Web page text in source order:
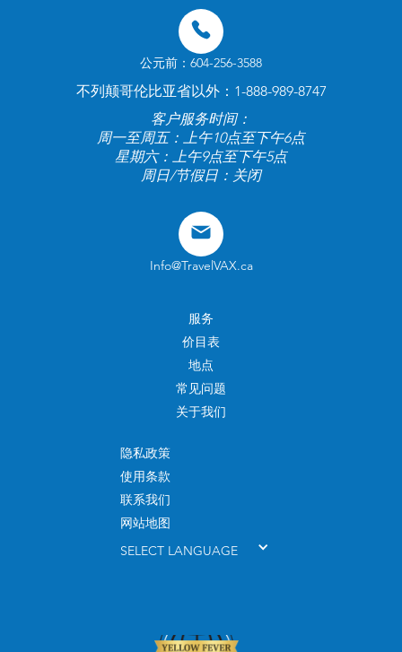
公元前：604-256-3588
不列颠哥伦比亚省以外：1-888-989-8747
客户服务时间：
周一至周五：上午10点至下午6点
星期六：上午9点至下午5点
周日/节假日：关闭
Info@TravelVAX.ca
服务
价目表
地点
常见问题
关于我们
隐私政策
使用条款
联系我们
网站地图
SELECT LANGUAGE